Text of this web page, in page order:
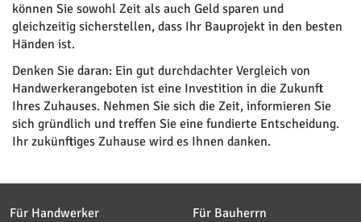
können Sie sowohl Zeit als auch Geld sparen und
gleichzeitig sicherstellen, dass Ihr Bauprojekt in den besten
Händen ist.
Denken Sie daran: Ein gut durchdachter Vergleich von
Handwerkerangeboten ist eine Investition in die Zukunft
Ihres Zuhauses. Nehmen Sie sich die Zeit, informieren Sie
sich gründlich und treffen Sie eine fundierte Entscheidung.
Ihr zukünftiges Zuhause wird es Ihnen danken.
Für Handwerker Für Bauherrn